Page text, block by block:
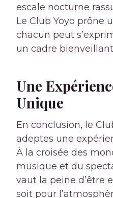
escale nocturne
Le Club Yoyo prône
chacun peut
un cadre
Une
Unique
En conclusion, le
adeptes une
À la croisée des
musique et du
vaut la peine d’être
soit pour